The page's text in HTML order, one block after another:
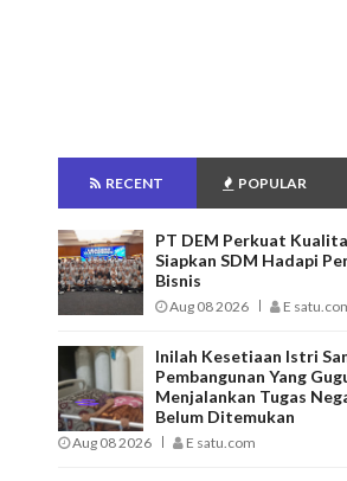
RECENT POPULAR
PT DEM Perkuat
Siapkan SDM Hadapi
Bisnis
Aug 08 2026 E
Inilah Kesetiaan Istri
Pembangunan Yang
Menjalankan Tugas
Belum Ditemukan
Aug 08 2026 E satu.com